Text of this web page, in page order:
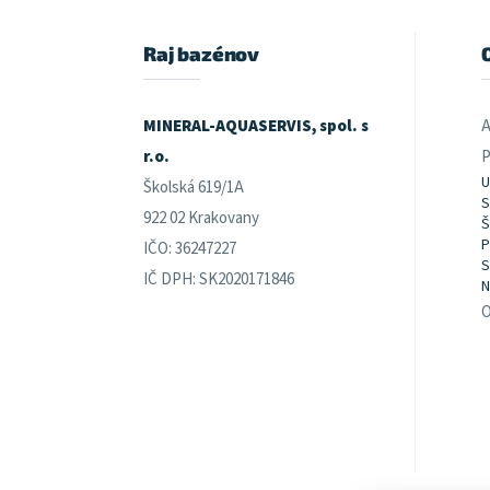
Raj bazénov
MINERAL-AQUASERVIS, spol. s
r.o.
Školská 619/1A
922 02 Krakovany
IČO: 36247227
IČ DPH: SK2020171846